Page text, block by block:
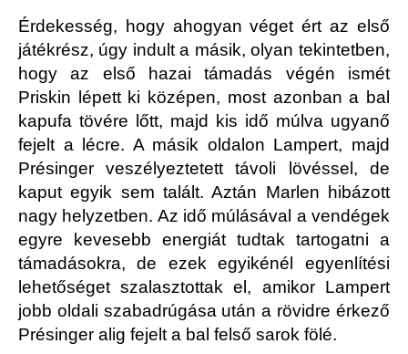
Érdekesség, hogy ahogyan véget ért az első
játékrész, úgy indult a másik, olyan tekintetben,
hogy az első hazai támadás végén ismét
Priskin lépett ki középen, most azonban a bal
kapufa tövére lőtt, majd kis idő múlva ugyanő
fejelt a lécre. A másik oldalon Lampert, majd
Présinger veszélyeztetett távoli lövéssel, de
kaput egyik sem talált. Aztán Marlen hibázott
nagy helyzetben. Az idő múlásával a vendégek
egyre kevesebb energiát tudtak tartogatni a
támadásokra, de ezek egyikénél egyenlítési
lehetőséget szalasztottak el, amikor Lampert
jobb oldali szabadrúgása után a rövidre érkező
Présinger alig fejelt a bal felső sarok fölé.